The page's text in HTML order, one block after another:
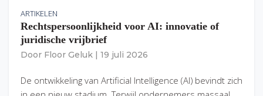
ARTIKELEN
Rechtspersoonlijkheid voor AI: innovatie of
juridische vrijbrief
Door Floor Geluk 19 juli 2026
De ontwikkeling van Artificial Intelligence (AI) bevindt zich